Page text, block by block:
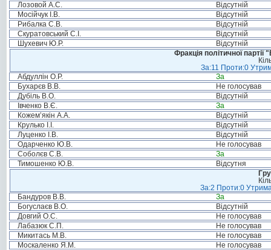
Лозовой А.С.
Відсутній
Мосійчук І.В.
Відсутній
Рибалка С.В.
Відсутній
Скуратовський С.І.
Відсутній
Шухевич Ю.Р.
Відсутній
Фракція політичної
За:11 Проти:0
Абдуллін О.Р.
За
Бухарєв В.В.
Не голосував
Дубіль В.О.
Відсутній
Івченко В.Є.
За
Кожем’якін А.А.
Відсутній
Крулько І.І.
Відсутній
Луценко І.В.
Відсутній
Одарченко Ю.В.
Не голосував
Соболєв С.В.
За
Тимошенко Ю.В.
Відсутня
За:2 Проти:0
Бандуров В.В.
За
Богуслаєв В.О.
Відсутній
Довгий О.С.
Не голосував
Лабазюк С.П.
Не голосував
Микитась М.В.
Не голосував
Москаленко Я.М.
Не голосував